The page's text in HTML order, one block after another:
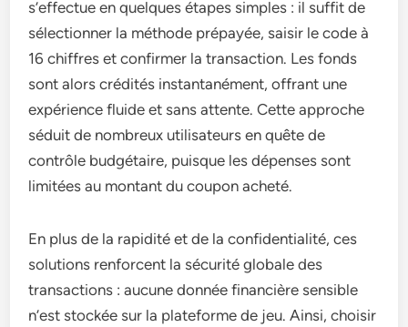
s’effectue en quelques étapes simples : il suffit de
sélectionner la méthode prépayée, saisir le code à
16 chiffres et confirmer la transaction. Les fonds
sont alors crédités instantanément, offrant une
expérience fluide et sans attente. Cette approche
séduit de nombreux utilisateurs en quête de
contrôle budgétaire, puisque les dépenses sont
limitées au montant du coupon acheté.
En plus de la rapidité et de la confidentialité, ces
solutions renforcent la sécurité globale des
transactions : aucune donnée financière sensible
n’est stockée sur la plateforme de jeu. Ainsi, choisir